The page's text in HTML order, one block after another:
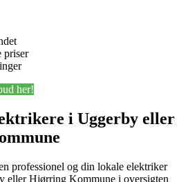
priser
her!
i Uggerby eller
professionel og din lokale elektriker
eller Hjørring Kommune i oversigten